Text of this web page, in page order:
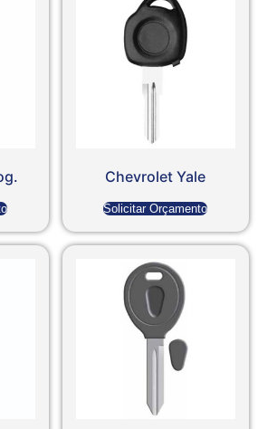
Chevrolet Yale
Solicitar Orçamento